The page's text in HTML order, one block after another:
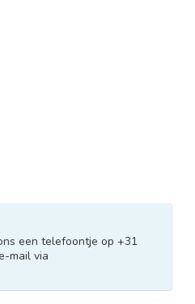
een telefoontje op +31
mail via